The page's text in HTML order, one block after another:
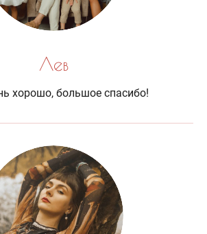
Лев
хорошо, большое спасибо!